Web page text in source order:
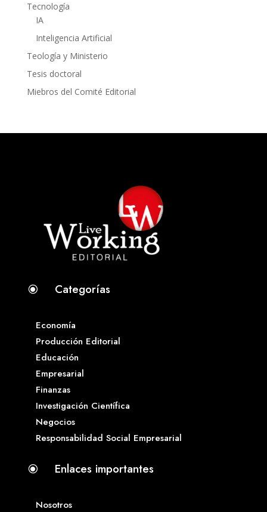
Tecnología
IA
Inteligencia Artificial
Teología y Ministerio
Tesis doctoral
Miebros del Comité Editorial
\ Categorías
Economía
Producción Editorial
Educación
Empresarial
Finanzas
Investigación Científica
Negocios
Responsabilidad Social Empresarial
\ Enlaces importantes
Nosotros